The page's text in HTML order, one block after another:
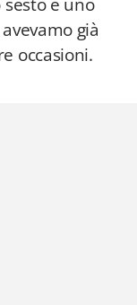
già
occasioni.